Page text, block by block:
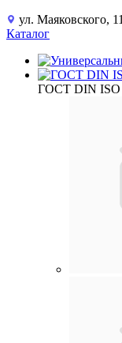
ул. Маяковского,
Каталог
ГОСТ DIN ISO